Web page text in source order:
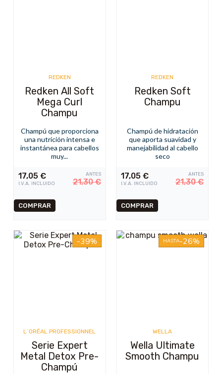
REDKEN
Redken All Soft
Mega Curl
Champu
Champú que proporciona
una nutrición intensa e
instantánea para cabellos
muy...
17,05€
I.V.A. INCLUIDO
ANTES
21,30€
REDKEN
Redken Soft
Champu
Champú de hidratación
que aporta suavidad y
manejabilidad al cabello
seco
17,05€
I.V.A. INCLUIDO
ANTES
21,30€
-39%
L`ORÉAL PROFESSIONNEL
Serie Expert
Metal Detox Pre-
Champú
HASTA-26%
WELLA
Wella Ultimate
Smooth Champu